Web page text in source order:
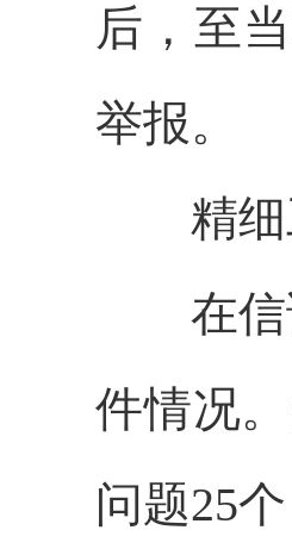
后，至
举报。
精细
在
件情况
问题25